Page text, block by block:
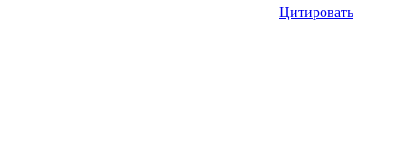
Цитировать